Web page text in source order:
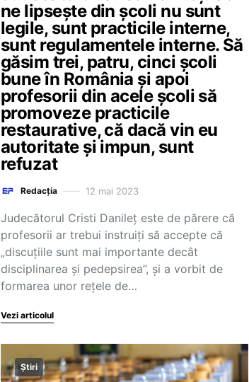
ne lipseşte din școli nu sunt
legile, sunt practicile interne,
sunt regulamentele interne. Să
găsim trei, patru, cinci şcoli
bune în România şi apoi
profesorii din acele şcoli să
promoveze practicile
restaurative, că dacă vin eu
autoritate şi impun, sunt
refuzat
Redacția 12 mai 2023
Judecătorul Cristi Danileţ este de părere că
profesorii ar trebui instruiţi să accepte că
„discuţiile sunt mai importante decât
disciplinarea şi pedepsirea”, și a vorbit de
formarea unor reţele de…
Vezi articolul
Știri